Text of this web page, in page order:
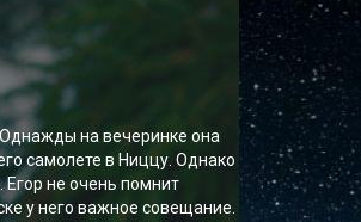
на вечеринке она
самолете в Ниццу. Однако
Егор не очень помнит
у него важное совещание.